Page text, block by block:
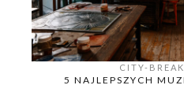
CITY-BREAK
5 NAJLEPSZYCH